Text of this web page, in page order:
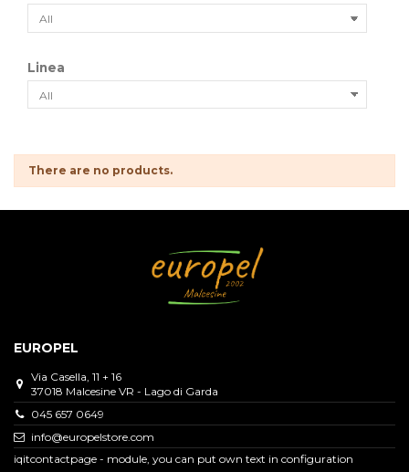
Linea
There are no products.
EUROPEL
Via Casella, 11 + 16
37018 Malcesine VR - Lago di Garda
045 657 0649
info@europelstore.com
iqitcontactpage - module, you can put own text in configuration